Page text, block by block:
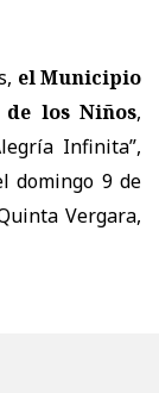
el Municipio
los Niños,
Infinita”,
domingo 9 de
Vergara,